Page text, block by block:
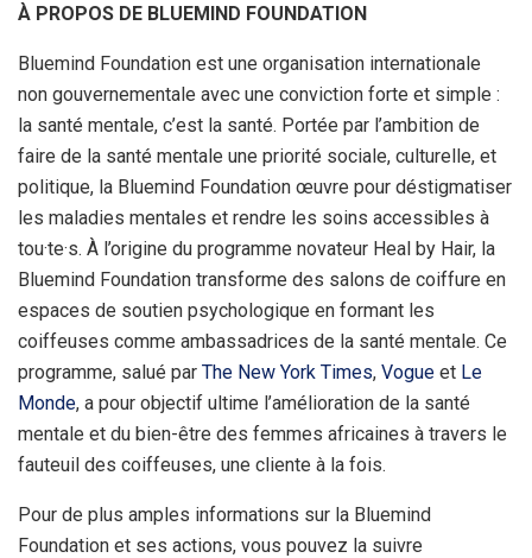
À PROPOS DE BLUEMIND FOUNDATION
Bluemind Foundation est une organisation internationale
non gouvernementale avec une conviction forte et simple :
la santé mentale, c’est la santé. Portée par l’ambition de
faire de la santé mentale une priorité sociale, culturelle, et
politique, la Bluemind Foundation œuvre pour déstigmatiser
les maladies mentales et rendre les soins accessibles à
tou·te·s. À l’origine du programme novateur Heal by Hair, la
Bluemind Foundation transforme des salons de coiffure en
espaces de soutien psychologique en formant les
coiffeuses comme ambassadrices de la santé mentale. Ce
programme, salué par The New York Times, Vogue et Le
Monde, a pour objectif ultime l’amélioration de la santé
mentale et du bien-être des femmes africaines à travers le
fauteuil des coiffeuses, une cliente à la fois.
Pour de plus amples informations sur la Bluemind
Foundation et ses actions, vous pouvez la suivre